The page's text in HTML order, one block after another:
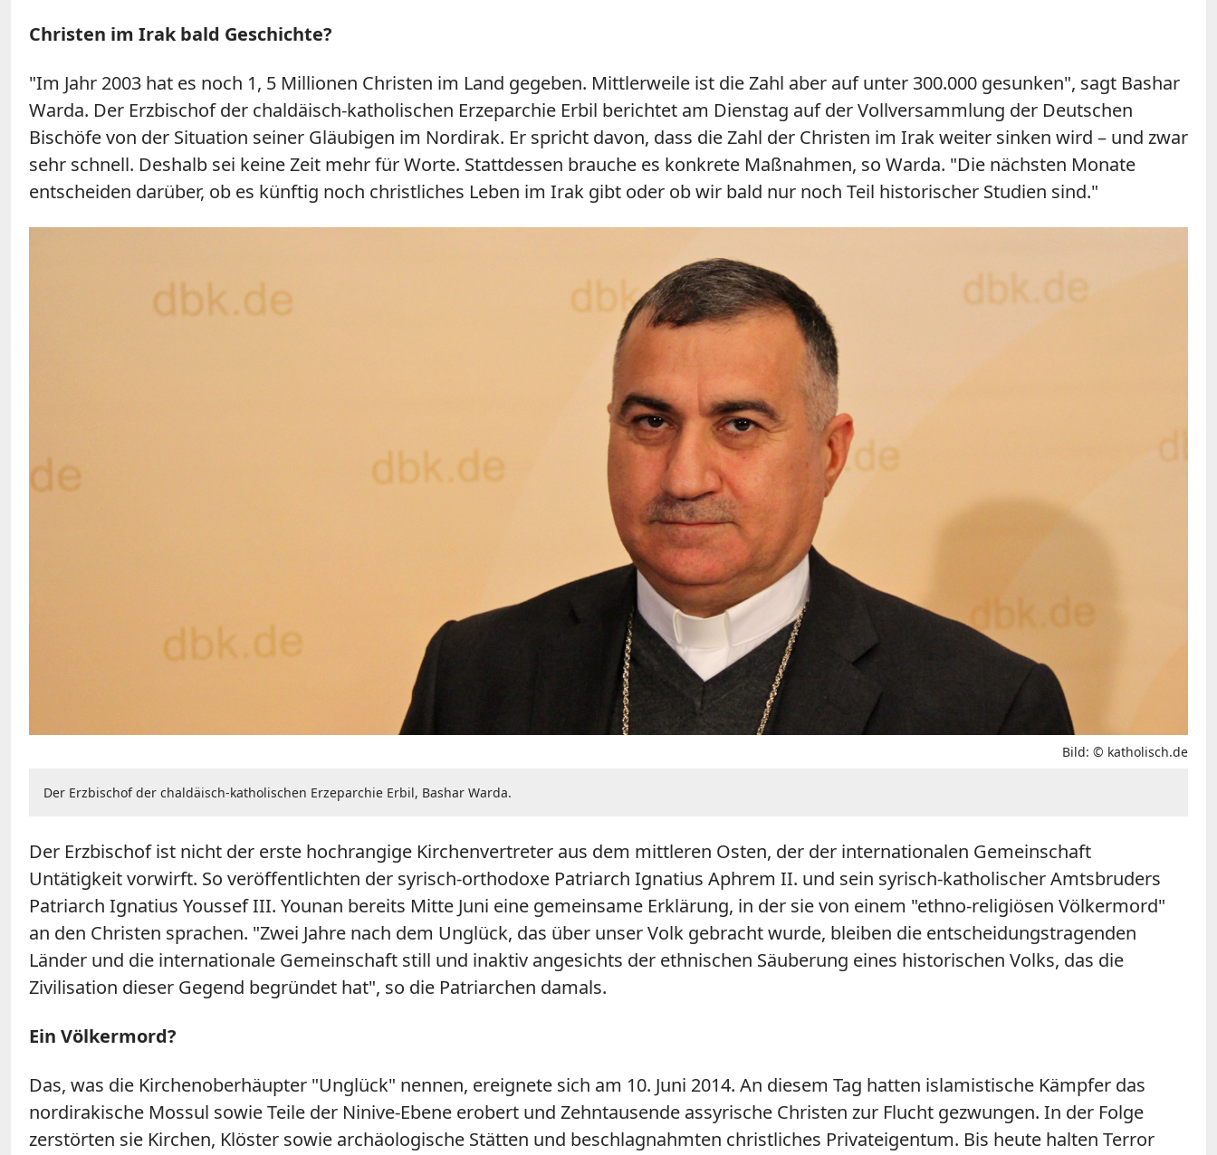
Christen im Irak bald Geschichte?
"Im Jahr 2003 hat es noch 1, 5 Millionen Christen im Land gegeben. Mittlerweile ist die Zahl aber auf unter 300.000 gesunken", sagt Bashar
Warda. Der Erzbischof der chaldäisch-katholischen Erzeparchie Erbil berichtet am Dienstag auf der Vollversammlung der Deutschen
Bischöfe von der Situation seiner Gläubigen im Nordirak. Er spricht davon, dass die Zahl der Christen im Irak weiter sinken wird – und zwar
sehr schnell. Deshalb sei keine Zeit mehr für Worte. Stattdessen brauche es konkrete Maßnahmen, so Warda. "Die nächsten Monate
entscheiden darüber, ob es künftig noch christliches Leben im Irak gibt oder ob wir bald nur noch Teil historischer Studien sind."
Bild: © katholisch.de
Der Erzbischof der chaldäisch-katholischen Erzeparchie Erbil, Bashar Warda.
Der Erzbischof ist nicht der erste hochrangige Kirchenvertreter aus dem mittleren Osten, der der internationalen Gemeinschaft
Untätigkeit vorwirft. So veröffentlichten der syrisch-orthodoxe Patriarch Ignatius Aphrem II. und sein syrisch-katholischer Amtsbruders
Patriarch Ignatius Youssef III. Younan bereits Mitte Juni eine gemeinsame Erklärung, in der sie von einem "ethno-religiösen Völkermord"
an den Christen sprachen. "Zwei Jahre nach dem Unglück, das über unser Volk gebracht wurde, bleiben die entscheidungstragenden
Länder und die internationale Gemeinschaft still und inaktiv angesichts der ethnischen Säuberung eines historischen Volks, das die
Zivilisation dieser Gegend begründet hat", so die Patriarchen damals.
Ein Völkermord?
Das, was die Kirchenoberhäupter "Unglück" nennen, ereignete sich am 10. Juni 2014. An diesem Tag hatten islamistische Kämpfer das
nordirakische Mossul sowie Teile der Ninive-Ebene erobert und Zehntausende assyrische Christen zur Flucht gezwungen. In der Folge
zerstörten sie Kirchen, Klöster sowie archäologische Stätten und beschlagnahmten christliches Privateigentum. Bis heute halten Terror